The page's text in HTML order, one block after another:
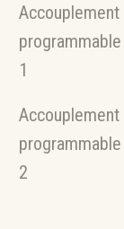
Accouplement
programmable
1
Accouplement
programmable
2